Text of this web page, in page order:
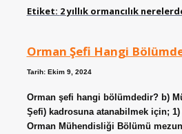
Etiket: 2 yıllık ormancılık
Orman Şefi Hangi
Tarih: Ekim 9, 2024
Orman şefi hangi bölümdedir? b)
Şefi) kadrosuna atanabilmek için;
Orman Mühendisliği Bölümü